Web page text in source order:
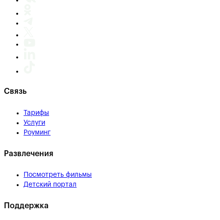
Связь
Тарифы
Услуги
Роуминг
Развлечения
Посмотреть фильмы
Детский портал
Поддержка